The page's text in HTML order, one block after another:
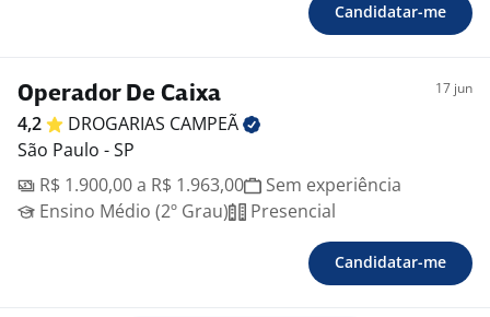
Candidatar-me
Operador De Caixa 17 jun
4,2 DROGARIAS CAMPEÃ
São Paulo - SP
R$ 1.900,00 a R$ 1.963,00
Sem experiência
Ensino Médio (2º Grau)
Presencial
Candidatar-me